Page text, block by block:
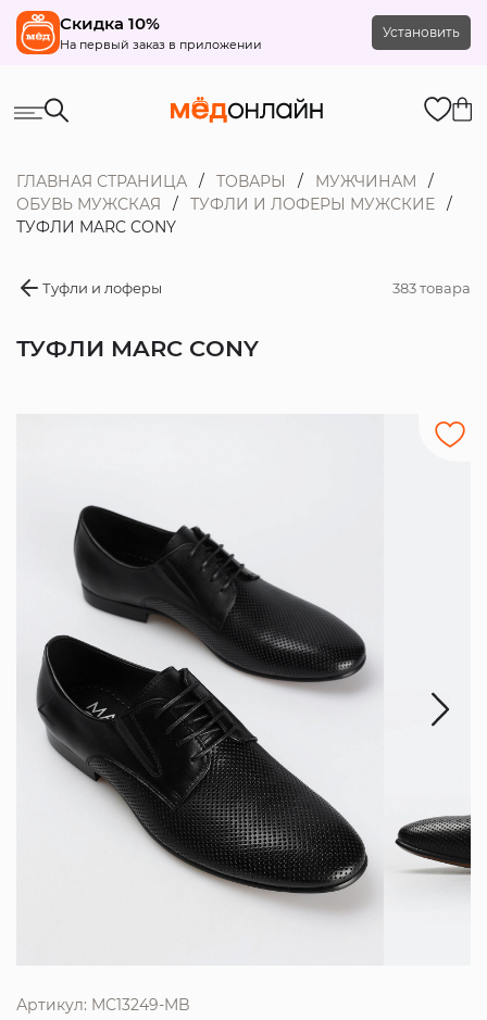
Скидка 10%
На первый заказ в приложении
Установить
ГЛАВНАЯ СТРАНИЦА ТОВАРЫ
МУЖЧИНАМ
ОБУВЬ МУЖСКАЯ
ТУФЛИ И ЛОФЕРЫ МУЖСКИЕ
ТУФЛИ MARC CONY
Туфли и лоферы 383 товара
ТУФЛИ MARC CONY
Артикул: MC13249-MB